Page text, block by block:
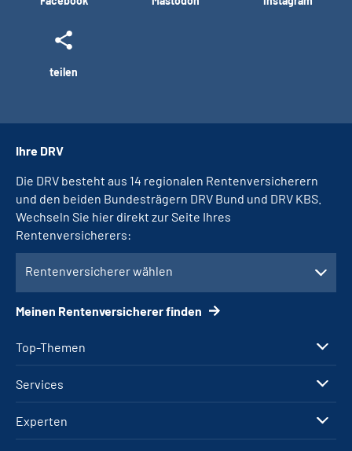
teilen
Top-Themen
Services
Experten
Ihre DRV
Die DRV besteht aus 14 regionalen Rentenversicherern
und den beiden Bundesträgern DRV Bund und DRV KBS.
Wechseln Sie hier direkt zur Seite Ihres
Rentenversicherers:
Rentenversicherer wählen
Meinen Rentenversicherer finden